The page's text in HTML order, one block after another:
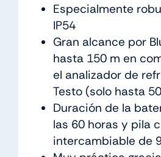
Especialmente
IP54
Gran alcance por
hasta 150 m en
el analizador de
Testo (solo hasta
Duración de la
las 60 horas y pila
intercambiable de